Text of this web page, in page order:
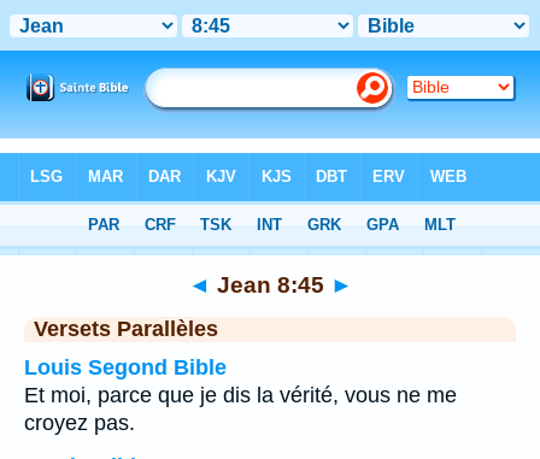
Chapitre 8> Verset 45
◄ Jean 8:45 ►
Versets Parallèles
Louis Segond Bible
Et moi, parce que je dis la vérité, vous ne me
croyez pas.